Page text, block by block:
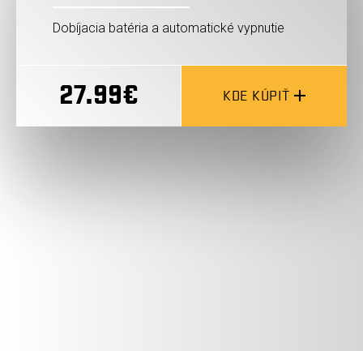
Dobíjacia batéria a automatické vypnutie
27.99€ KDE KÚPIŤ